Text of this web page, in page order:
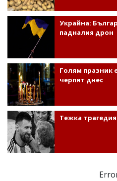
Украйна:
падналия дрон
Голям празник
черпят днес
Тежка